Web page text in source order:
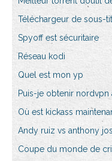
Téléchargeur de sous-
Spyoff est sécuritaire
Réseau kodi
Quel est mon yp
Puis-je obtenir
Où est kickass
Andy ruiz vs anthony
Coupe du monde de